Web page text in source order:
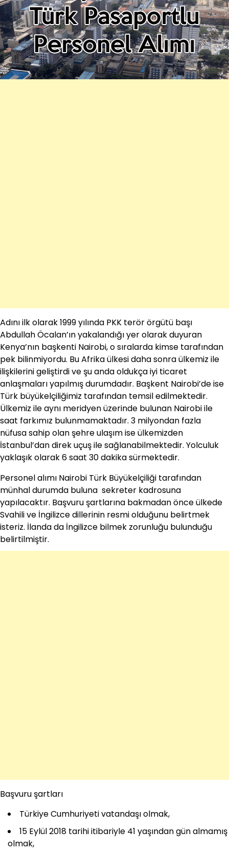
Adını ilk olarak 1999 yılında PKK terör örgütü başı
Abdullah Öcalan’ın yakalandığı yer olarak duyuran
Kenya’nın başkenti Nairobi, o sıralarda kimse tarafından
pek bilinmiyordu. Bu Afrika ülkesi daha sonra ülkemiz ile
ilişkilerini geliştirdi ve şu anda oldukça iyi ticaret
anlaşmaları yapılmış durumdadır. Başkent Nairobi’de ise
Türk büyükelçiliğimiz tarafından temsil edilmektedir.
Ülkemiz ile aynı meridyen üzerinde bulunan Nairobi ile
saat farkımız bulunmamaktadır. 3 milyondan fazla
nüfusa sahip olan şehre ulaşım ise ülkemizden
İstanbul’dan direk uçuş ile sağlanabilmektedir. Yolculuk
yaklaşık olarak 6 saat 30 dakika sürmektedir.
Personel alımı Nairobi Türk Büyükelçiliği tarafından
münhal durumda buluna sekreter kadrosuna
yapılacaktır. Başvuru şartlarına bakmadan önce ülkede
Svahili ve İngilizce dillerinin resmi olduğunu belirtmek
isteriz. İlanda da İngilizce bilmek zorunluğu bulunduğu
belirtilmiştir.
Başvuru şartları
Türkiye Cumhuriyeti vatandaşı olmak,
15 Eylül 2018 tarihi itibariyle 41 yaşından gün almamış
olmak,